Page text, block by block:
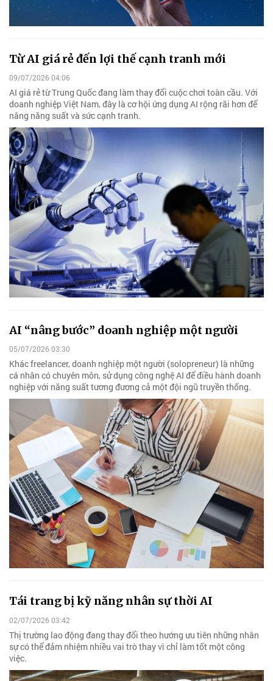
Từ AI giá rẻ đến lợi thế cạnh tranh mới
09/07/2026 04:06
AI giá rẻ từ Trung Quốc đang làm thay đổi cuộc chơi toàn cầu. Với
doanh nghiệp Việt Nam, đây là cơ hội ứng dụng AI rộng rãi hơn để
nâng năng suất và sức cạnh tranh.
AI “nâng bước” doanh nghiệp một người
05/07/2026 03:30
Khác freelancer, doanh nghiệp một người (solopreneur) là những
cá nhân có chuyên môn, sử dụng công nghệ AI để điều hành doanh
nghiệp với năng suất tương đương cả một đội ngũ truyền thống.
Tái trang bị kỹ năng nhân sự thời AI
02/07/2026 03:42
Thị trường lao động đang thay đổi theo hướng ưu tiên những nhân
sự có thể đảm nhiệm nhiều vai trò thay vì chỉ làm tốt một công
việc.